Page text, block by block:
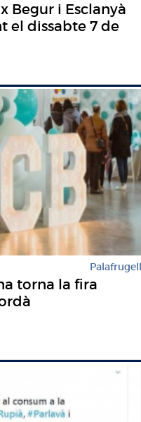
Begur i Esclanyà
el dissabte 7 de
Palafrugell
torna la fira